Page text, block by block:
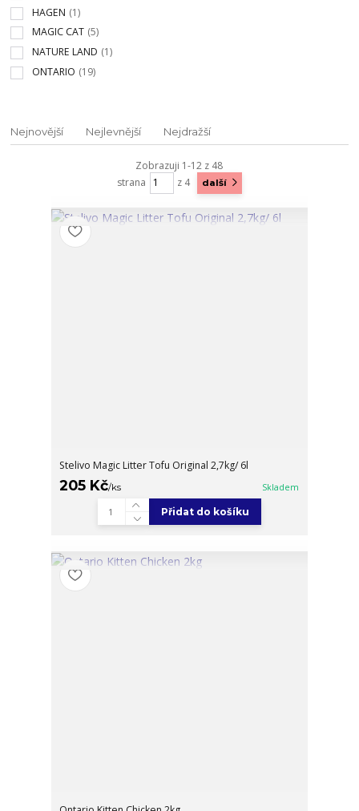
HAGEN (1)
MAGIC CAT (5)
NATURE LAND (1)
ONTARIO (19)
Nejnovější Nejlevnější Nejdražší
Zobrazuji 1-12 z 48
strana
z 4 další
Stelivo Magic Litter Tofu Original 2,7kg/ 6l
205 Kč/ks Skladem
Přidat do košíku